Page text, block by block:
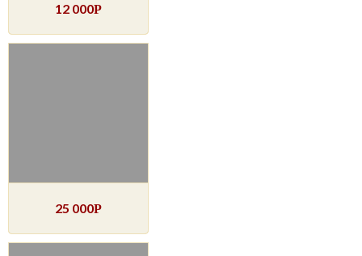
12 000Р
25 000Р